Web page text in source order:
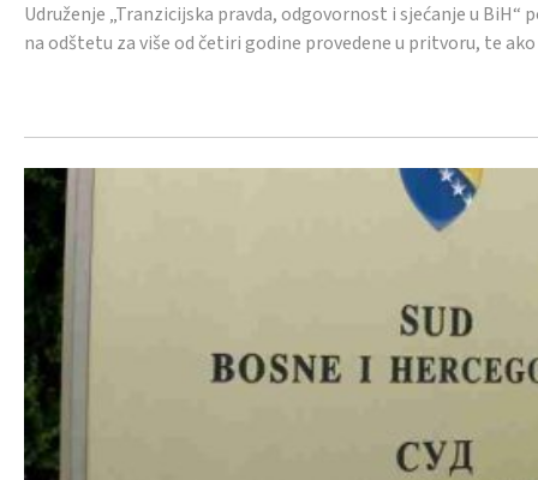
Udruženje „Tranzicijska pravda, odgovornost i sjećanje u
na odštetu za više od četiri godine provedene u pritvoru, te